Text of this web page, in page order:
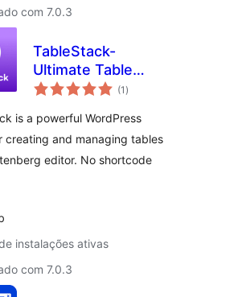
com 7.0.3
TableStack-
Ultimate Table
Builder for Block
(1 total
de
)
is a powerful WordPress
creating and managing tables
editor. No shortcode
instalações ativas
com 7.0.3